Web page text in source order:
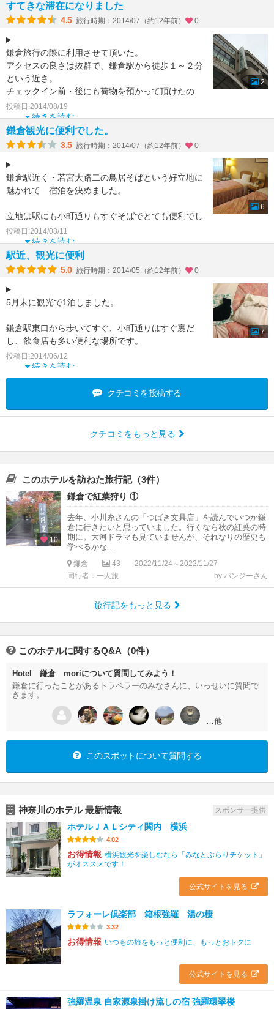
すてきな滞在になりました
4.5 旅行時期：2014/07（約12年前） 0
鎌倉旅行の際に利用させて頂いた。
アクセスの良さは抜群で、鎌倉駅から徒歩１～２分
という近さ。
チェックイン前・後にも荷物を預かって頂けたの
で、手ぶらで鎌倉旅行を満喫できた。
部屋は清潔。風呂はシ
続きを読む
投稿日:2014/08/19
2
鎌倉観光に便利でした。
3.5 旅行時期：2014/07（約12年前） 0
鎌倉駅近く・若宮大路二の鳥居そばという好立地に
魅かれて 宿泊を決めました。
立地は駅にも小町通りもすぐそばでとても便利でし
た。
チェックイン前に荷物を預かってもらえるのも嬉し
いです。
続きを読む
投稿日:2014/08/11
6
駅近、観光に便利
5.0 旅行時期：2014/05（約12年前） 0
5月末に観光で1泊しました。
鎌倉駅東口から歩いてすぐ、小町通りはすぐ裏だ
し、飲食店も多い便利な場所です。
一見ホテルとわかりづらく、ビルの3階までエレベ
ーターで上がっても一瞬「あれ？」っと思うよう
続きを読む
投稿日:2014/06/12
7
クチコミを投稿する
クチコミをもっと見る
このホテルを訪ねた旅行記（3件）
10
鎌倉で紅葉狩り ①
去年、小川糸さんの「つばき文具店」を読んでいつか鎌
倉に行きたいと思っていました。行くなら秋の紅葉の時
期に。大河ドラマも見ていませんが、それなりの歴史も
学べるかな...
鎌倉 43
2022/11/24～2022/11/27
同行者：一人旅
by パンジーさん
旅行記をもっと見る
このホテルに関するQ&A（0件）
Hotel 鎌倉 moriについて質問してみよう！
鎌倉に行ったことがあるトラベラーのみなさんに、いっせいに質問で
きます。
…他
このスポットについて質問する
神奈川のホテル 最新情報 スポンサー提供
ホテルＪＡＬシティ関内 横浜
4.02
お得情報 横浜観光を楽しむなら「みなとぶらりチケット」
がオススメです！
公式サイトを見る
ラフォーレ倶楽部 箱根強羅 湯の棲
3.32
お得情報 いつもの旅をもっと便利に、もっとおトクに
公式サイトを見る
強羅温泉 自家源泉掛け流しの宿 強羅環翠楼